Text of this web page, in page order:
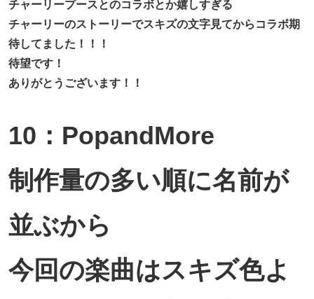
チャーリープースとのコラボとか嬉しすぎる
チャーリーのストーリーでスキズの文字見てからコラボ期
待してました！！！
待望です！
ありがとうございます！！
10：PopandMore
制作量の多い順に名前が
並ぶから
今回の楽曲はスキズ色よ